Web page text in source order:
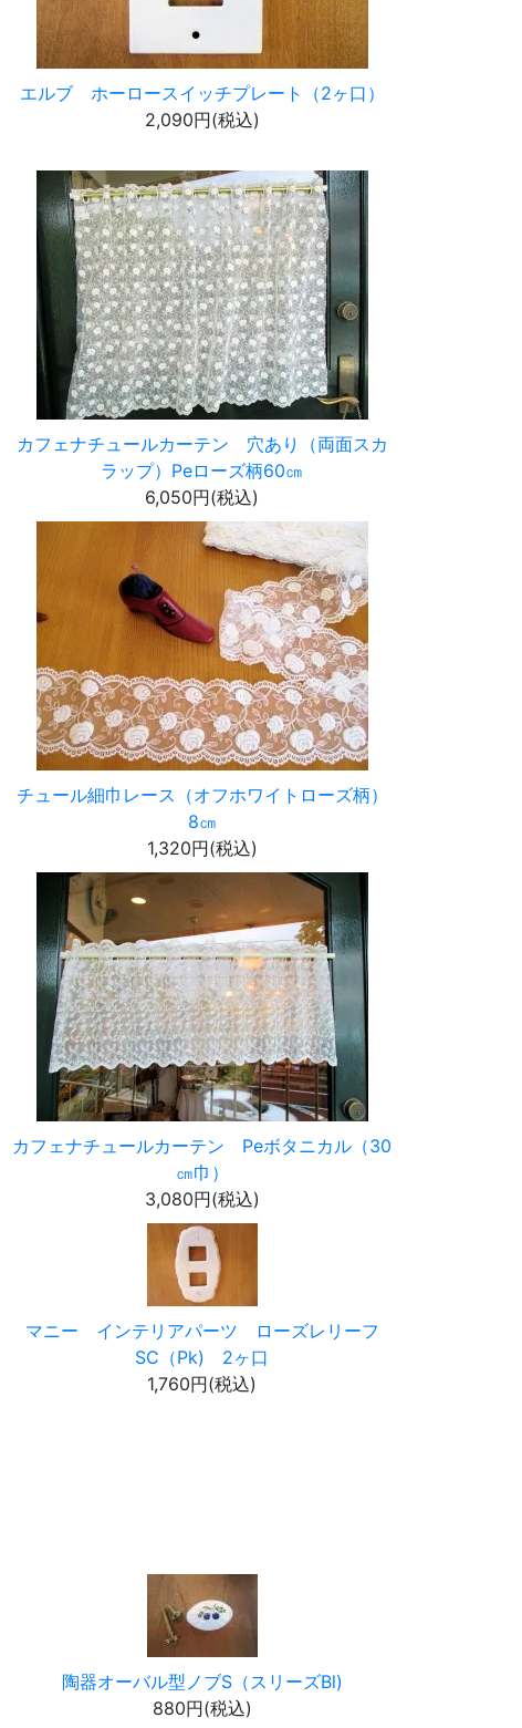
エルブ ホーロースイッチプレート（2ヶ口）
2,090円(税込)
カフェナチュールカーテン 穴あり（両面スカ
ラップ）Peローズ柄60㎝
6,050円(税込)
チュール細巾レース（オフホワイトローズ柄）
8㎝
1,320円(税込)
カフェナチュールカーテン Peボタニカル（30
㎝巾）
3,080円(税込)
マニー インテリアパーツ ローズレリーフ
SC（Pk) 2ヶ口
1,760円(税込)
陶器オーバル型ノブS（スリーズBl)
880円(税込)